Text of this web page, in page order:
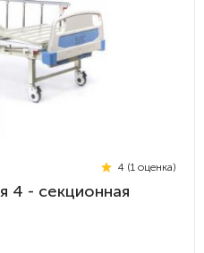
4 (1 оценка)
4 - секционная